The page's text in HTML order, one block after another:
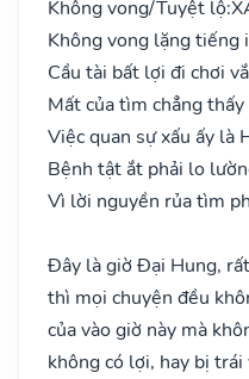
Không vong/Tuyệt lộ:
Không vong lặng tiếng
Cầu tài bất lợi đi chơi
Mất của tìm chẳng thấy
Việc quan sự xấu ấy là
Bệnh tật ắt phải lo
Vì lời nguyền rủa tìm
Đây là giờ Đại Hung,
thì mọi chuyện đều
của vào giờ này mà
không có lợi, hay bị trái